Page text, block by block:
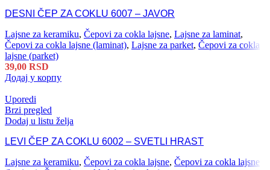
DESNI ČEP ZA COKLU 6007 – JAVOR
Lajsne za keramiku, Čepovi za cokla lajsne, Lajsne za laminat,
Čepovi za cokla lajsne (laminat), Lajsne za parket, Čepovi za cokla
lajsne (parket)
39,00 RSD
Додај у корпу
Uporedi
Brzi pregled
Dodaj u listu želja
LEVI ČEP ZA COKLU 6002 – SVETLI HRAST
Lajsne za keramiku, Čepovi za cokla lajsne, Čepovi za cokla lajsne